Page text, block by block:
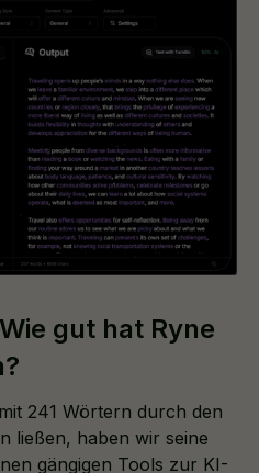
gut hat Ryne
241 Wörtern durch den
ließen, haben wir seine
gängigen Tools zur KI-